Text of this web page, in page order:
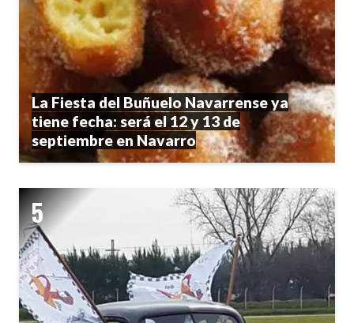
La Fiesta del Buñuelo Navarrense ya
tiene fecha: será el 12 y 13 de
septiembre en Navarro